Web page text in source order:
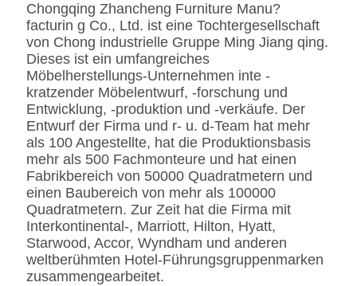
Schaum
Hoher Densily-Schaum.
Gewebe
Leder-/echtes
Leder-/Microfiber-Leder-
CA117 Standard oder
BS5852 Standardire des
Gewebe-/PU beständig
SS
Edelstahl #201 #304 #316,
bürstete oder
Spiegeloberfläche.
Fingerprintless
Verarbeitung
Marmor
Natürliches ausgeführt,
Kunde-spezifizierten
Chongqing Zhancheng Furniture Manu?
facturin g Co., Ltd. ist eine Tochtergesellschaft
von Chong industrielle Gruppe Ming Jiang qing.
Dieses ist ein umfangreiches
Möbelherstellungs-Unternehmen inte -
kratzender Möbelentwurf, -forschung und
Entwicklung, -produktion und -verkäufe. Der
Entwurf der Firma und r- u. d-Team hat mehr
als 100 Angestellte, hat die Produktionsbasis
mehr als 500 Fachmonteure und hat einen
Fabrikbereich von 50000 Quadratmetern und
einen Baubereich von mehr als 100000
Quadratmetern. Zur Zeit hat die Firma mit
Interkontinental-, Marriott, Hilton, Hyatt,
Starwood, Accor, Wyndham und anderen
weltberühmten Hotel-Führungsgruppenmarken
zusammengearbeitet.